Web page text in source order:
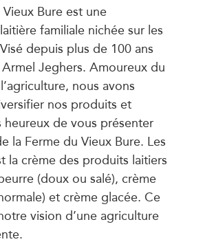
Bure est une
familiale nichée sur les
depuis plus de 100 ans
Jeghers. Amoureux du
nous avons
nos produits et
heureux de vous présenter
la Ferme du Vieux Bure. Les
la crème des produits laitiers
(doux ou salé), crème
et crème glacée. Ce
vision d’une agriculture